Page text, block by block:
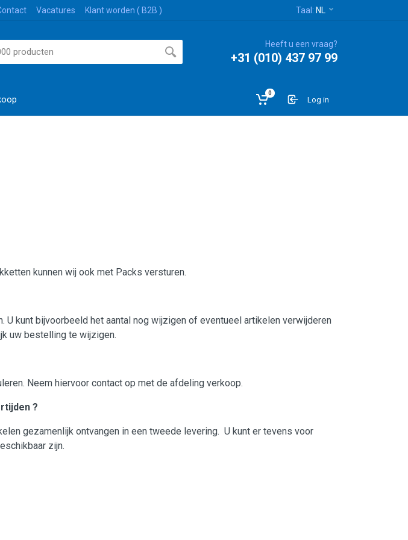
Vacatures Klant worden ( B2B ) Taal: NL
Heeft u een vraag?
+31 (010) 437 97 99
0
Log in
kunnen wij ook met Packs versturen.
kunt bijvoorbeeld het aantal nog wijzigen of eventueel artikelen verwijderen
uw bestelling te wijzigen.
Neem hiervoor contact op met de afdeling verkoop.
?
gezamenlijk ontvangen in een tweede levering. U kunt er tevens voor
zijn.